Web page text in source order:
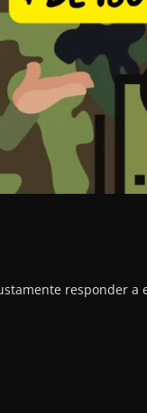
responder